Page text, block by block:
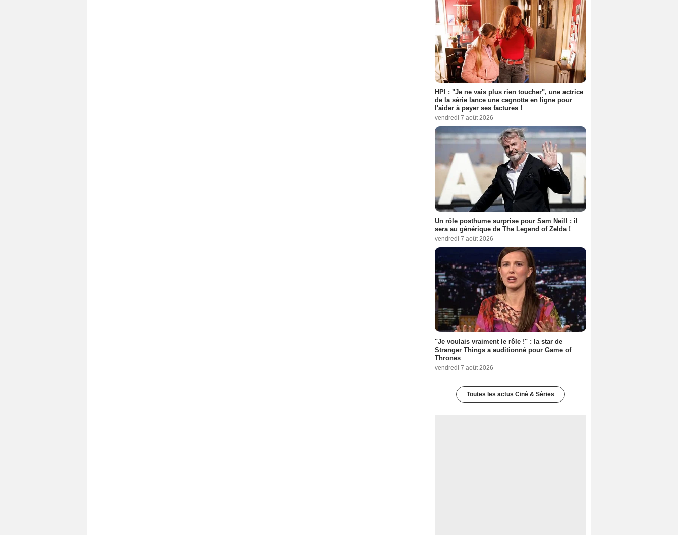
HPI : "Je ne vais plus rien toucher", une actrice
de la série lance une cagnotte en ligne pour
l'aider à payer ses factures !
vendredi 7 août 2026
Un rôle posthume surprise pour Sam Neill : il
sera au générique de The Legend of Zelda !
vendredi 7 août 2026
"Je voulais vraiment le rôle !" : la star de
Stranger Things a auditionné pour Game of
Thrones
vendredi 7 août 2026
Toutes les actus Ciné & Séries